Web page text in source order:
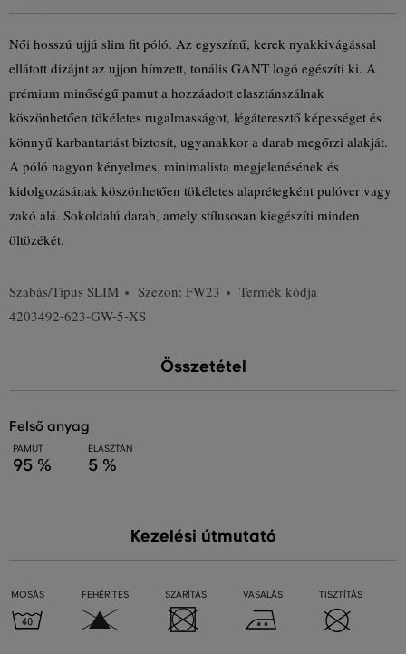
Női hosszú ujjú slim fit póló. Az egyszínű, kerek nyakkivágással
ellátott dizájnt az ujjon hímzett, tonális GANT logó egészíti ki. A
prémium minőségű pamut a hozzáadott elasztánszálnak
köszönhetően tökéletes rugalmasságot, légáteresztő képességet és
könnyű karbantartást biztosít, ugyanakkor a darab megőrzi alakját.
A póló nagyon kényelmes, minimalista megjelenésének és
kidolgozásának köszönhetően tökéletes alaprétegként pulóver vagy
zakó alá. Sokoldalú darab, amely stílusosan kiegészíti minden
öltözékét.
Szabás/Típus SLIM Szezon: FW23
Termék kódja
4203492-623-GW-5-XS
Összetétel
felső anyag
PAMUT
95 %
ELASZTÁN
5 %
Kezelési útmutató
MOSÁS FEHÉRÍTÉS SZÁRÍTÁS VASALÁS TISZTÍTÁS